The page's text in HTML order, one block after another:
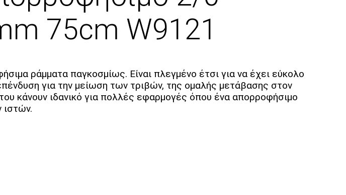
75cm W9121
ράμματα παγκοσμίως. Είναι πλεγμένο έτσι για να έχει εύκολο
για την μείωση των τριβών, της ομαλής μετάβασης στον
κάνουν ιδανικό για πολλές εφαρμογές όπου ένα απορροφήσιμο
ιστών.